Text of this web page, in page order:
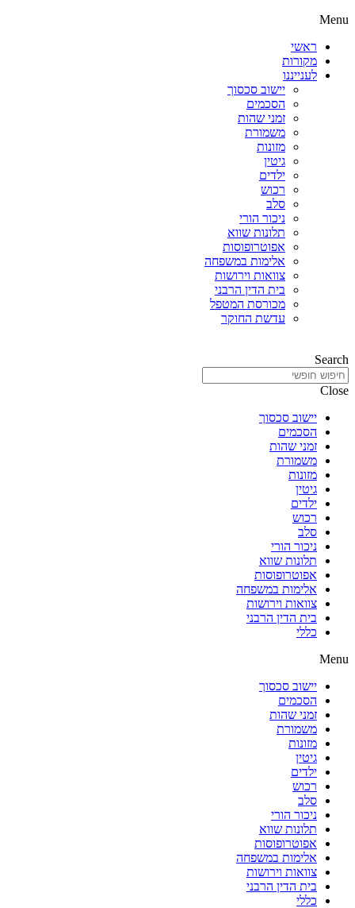
Menu
ראשי
מקורות
לענייננו
יישוב סכסוך
הסכמים
זמני שהות
משמורת
מזונות
גיטין
ילדים
רכוש
סלב
ניכור הורי
תלונות שווא
אפוטרופוסות
אלימות במשפחה
צוואות וירושות
בית הדין הרבני
מכורסת המטפל
עדשת החוקר
Search
Close
יישוב סכסוך
הסכמים
זמני שהות
משמורת
מזונות
גיטין
ילדים
רכוש
סלב
ניכור הורי
תלונות שווא
אפוטרופוסות
אלימות במשפחה
צוואות וירושות
בית הדין הרבני
כללי
Menu
יישוב סכסוך
הסכמים
זמני שהות
משמורת
מזונות
גיטין
ילדים
רכוש
סלב
ניכור הורי
תלונות שווא
אפוטרופוסות
אלימות במשפחה
צוואות וירושות
בית הדין הרבני
כללי